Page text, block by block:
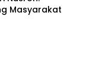
Masyarakat